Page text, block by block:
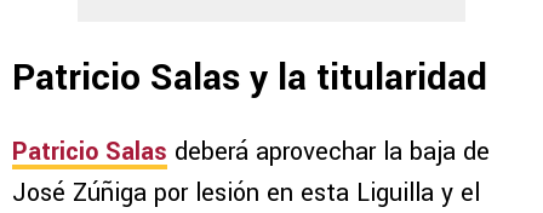
Patricio Salas y la titularidad
Patricio Salas deberá aprovechar la baja de
José Zúñiga por lesión en esta Liguilla y el